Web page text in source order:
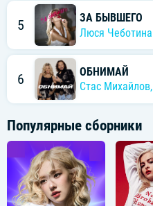
5
ЗА БЫВШЕГО
Люся Чеботина
6
ОБНИМАЙ
Стас Михайлов,
Популярные сборники